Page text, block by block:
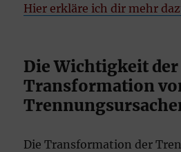
Hier erkläre ich dir mehr
Die Wichtigkeit der
Transformation
Die Transformation der